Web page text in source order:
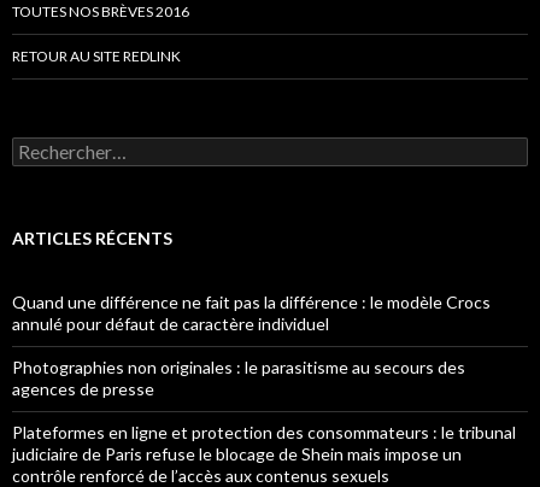
TOUTES NOS BRÈVES 2016
RETOUR AU SITE REDLINK
Rechercher :
ARTICLES RÉCENTS
Quand une différence ne fait pas la différence : le modèle Crocs
annulé pour défaut de caractère individuel
Photographies non originales : le parasitisme au secours des
agences de presse
Plateformes en ligne et protection des consommateurs : le tribunal
judiciaire de Paris refuse le blocage de Shein mais impose un
contrôle renforcé de l’accès aux contenus sexuels